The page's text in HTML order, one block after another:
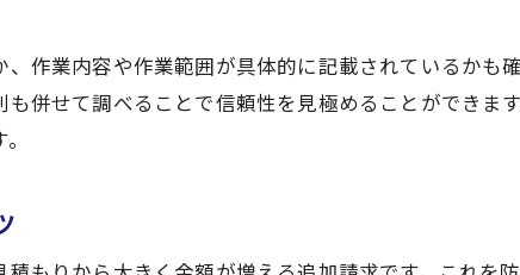
作業内容や作業範囲が具体的に記載されているかも
併せて調べることで信頼性を見極めることができま